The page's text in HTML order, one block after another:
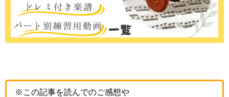
※この記事を読んでのご感想や